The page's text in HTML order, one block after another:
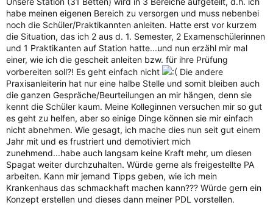
habe meinen eigenen Bereich zu versorgen und muss nebenbei
noch die Schüler/Praktikannten anleiten. Hatte erst vor kurzem
die Situation, das ich 2 aus d. 1. Semester, 2 Examenschülerinnen
und 1 Praktikanten auf Station hatte...und nun erzähl mir mal
einer, wie ich die gescheit anleiten bzw. für ihre Prüfung
vorbereiten soll?! Es geht einfach nicht
Die andere
Praxisanleiterin hat nur eine halbe Stelle und somit bleiben auch
die ganzen Gespräche/Beurteilungen an mir hängen, denn sie
kennt die Schüler kaum. Meine Kolleginnen versuchen mir so gut
es geht zu helfen, aber so einige Dinge können sie mir einfach
nicht abnehmen. Wie gesagt, ich mache dies nun seit gut einem
Jahr mit und es frustriert und demotiviert mich
zunehmend...habe auch langsam keine Kraft mehr, um diesen
Spagat weiter durchzuhalten. Würde gerne als freigestellte PA
arbeiten. Kann mir jemand Tipps geben, wie ich mein
Krankenhaus das schmackhaft machen kann??? Würde gern ein
Konzept erstellen und dieses dann meiner PDL vorstellen.